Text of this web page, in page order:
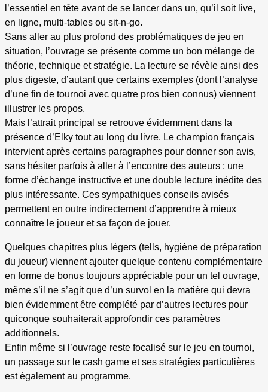
l’essentiel en tête avant de se lancer dans un, qu’il soit live,
en ligne, multi-tables ou sit-n-go.
Sans aller au plus profond des problématiques de jeu en
situation, l’ouvrage se présente comme un bon mélange de
théorie, technique et stratégie. La lecture se révèle ainsi des
plus digeste, d’autant que certains exemples (dont l’analyse
d’une fin de tournoi avec quatre pros bien connus) viennent
illustrer les propos.
Mais l’attrait principal se retrouve évidemment dans la
présence d’Elky tout au long du livre. Le champion français
intervient après certains paragraphes pour donner son avis,
sans hésiter parfois à aller à l’encontre des auteurs ; une
forme d’échange instructive et une double lecture inédite des
plus intéressante. Ces sympathiques conseils avisés
permettent en outre indirectement d’apprendre à mieux
connaître le joueur et sa façon de jouer.
Quelques chapitres plus légers (tells, hygiène de préparation
du joueur) viennent ajouter quelque contenu complémentaire
en forme de bonus toujours appréciable pour un tel ouvrage,
même s’il ne s’agit que d’un survol en la matière qui devra
bien évidemment être complété par d’autres lectures pour
quiconque souhaiterait approfondir ces paramètres
additionnels.
Enfin même si l’ouvrage reste focalisé sur le jeu en tournoi,
un passage sur le cash game et ses stratégies particulières
est également au programme.